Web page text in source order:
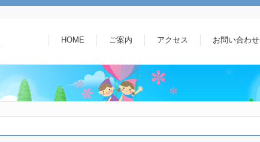
HOME ご案内 アクセス お問い合わせ